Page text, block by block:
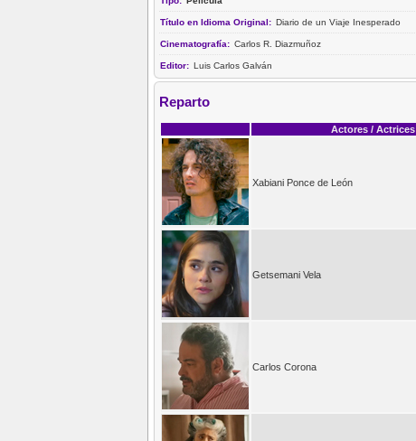
Título en Idioma Original: Diario de un Viaje Inesperado
Cinematografía: Carlos R. Diazmuñoz
Editor: Luis Carlos Galván
Reparto
Actores / Actrices
Xabiani Ponce de León
Getsemani Vela
Carlos Corona